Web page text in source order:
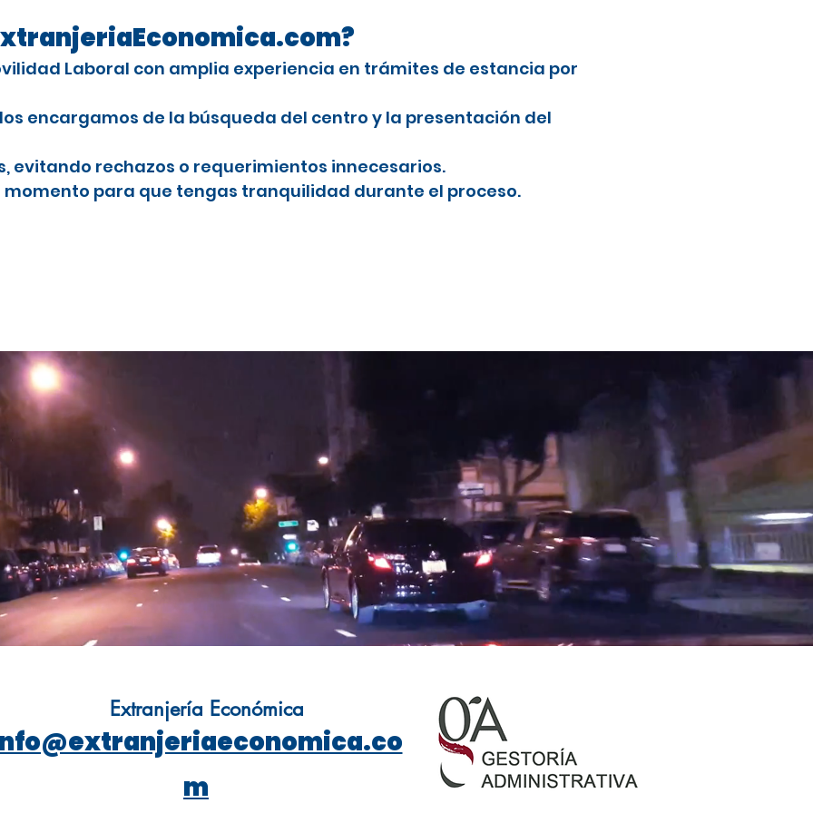
Laboral con amplia experiencia en trámites de estancia por
encargamos de la búsqueda del centro y la presentación del
evitando rechazos o requerimientos innecesarios.
momento para que tengas tranquilidad durante el proceso.
Extranjería Económica
m